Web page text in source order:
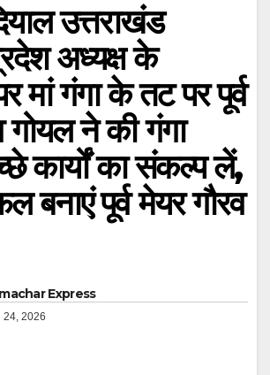
उत्तराखंड
अध्यक्ष के
मां गंगा के तट पर पूर्व
गोयल ने की गंगा
कार्यों का संकल्प लें,
बनाएं पूर्व मेयर गौरव
Express
24, 2026